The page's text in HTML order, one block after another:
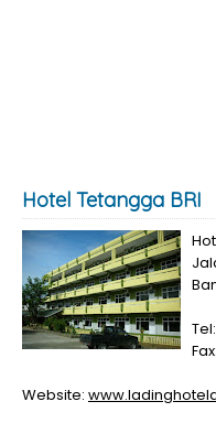
Hotel Tetangga BRI
Website: